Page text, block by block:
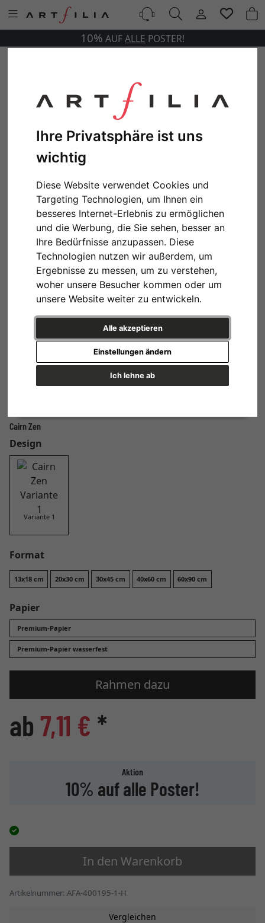
Ihre Privatsphäre ist uns
wichtig
Diese Website verwendet Cookies und
Targeting Technologien, um Ihnen ein
besseres Internet-Erlebnis zu ermöglichen
und die Werbung, die Sie sehen, besser an
Ihre Bedürfnisse anzupassen. Diese
Technologien nutzen wir außerdem, um
Ergebnisse zu messen, um zu verstehen,
woher unsere Besucher kommen oder um
unsere Website weiter zu entwickeln.
Alle akzeptieren
Ich lehne ab
Einstellungen ändern
10% AUFALLE POSTER!
Cairn Zen
Design
Variante 1
Format
13x18 cm 20x30 cm 30x45 cm 40x60 cm 60x90 cm
Papier
Premium-Papier
Premium-Papier wasserfest
Rahmen dazu
ab 7,11 € *
Aktion
10% auf alle Poster!
In den Warenkorb
Artikelnummer: AFA-400195-1-H
Vergleichen